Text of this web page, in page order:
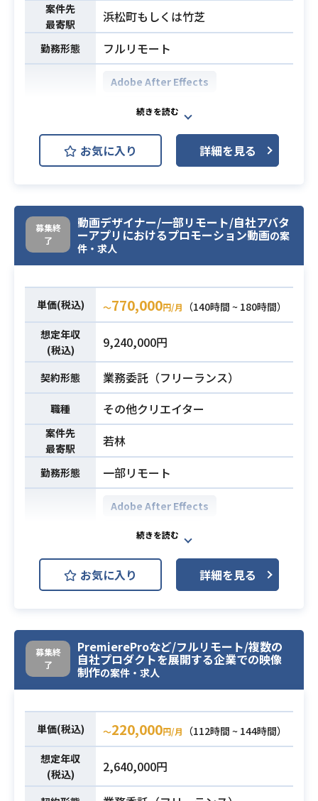
案件先
最寄駅
浜松町もしくは竹芝
勤務形態 フルリモート
開発環境
Adobe After Effects
Adobe Illustrator
Adobe Photoshop
Adobe Premiere Pro
Slack
業務内容
アルバイト求人サイトの広告向けク
リエイティブの作成及び広告運用者
（プランナー）との協働が主な業務
になります。
クリエイティブは動画及び静止画バ
ナーの両方を想定しています。
そのうち動画クリエイティブは、ア
ニメーション動画及び実写動画の両
方を想定しています。
配信先はTikTok及びYouTubeがメイ
ンになる想定です。
プランナーと連携し、配信施策（配
信チャネル・ターゲットユーザー・
効果・目的等）に応じた広告や、
配信施策を元にした動画台本案の作
成を行なっていただきます。
クリエイティブの仮説立案/方針策
告クリエイティブの作成から、
クリエイティブの効果検証及び次以
降の改善方針の策定など改善サイク
ルを回していただきます。
必須スキル
止画の両方）の設計・作成経験3年以
上
・広告動画用の台本の制作経験
・広告施策投下の振り返りを定量・
定性で実施し、広告効果創出のサイ
クルを実施した経験
・ユーザー目線に立ったデザイン提
案経験
お気に入り 詳細を見る
募集終
了
動画デザイナー/一部リモート/自社アバタ
ーアプリにおけるプロモーション動画の案
件・求人
単価(税込) 〜770,000円/月
（140時間 ~ 180時間）
想定年収
(税込)
9,240,000円
契約形態 業務委託（フリーランス）
職種 その他クリエイター
案件先
最寄駅
若林
勤務形態 一部リモート
Adobe After Effects
Adobe Illustrator
Adobe Photoshop
業務内容
【業務内容】
・SNS向けグラフィック・動画制作
（詳細は、面談時にお話しいたしま
す）
必須スキル
・Adobe Illustrator、Photoshop、
AfterEffectsの使用経験のある方
・デジタルコンテンツに携わった経
験のある方
・アイデア、デザイン提案ができ、主
体的に業務を進められる方。
お気に入り 詳細を見る
募集終
了
PremiereProなど/フルリモート/複数の
自社プロダクトを展開する企業での映像
制作の案件・求人
単価(税込) 〜220,000円/月
（112時間 ~ 144時間）
想定年収
(税込)
2,640,000円